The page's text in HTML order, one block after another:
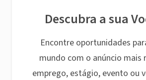
Descubra a sua
Encontre oportunidades
mundo com o anúncio mais
emprego, estágio, evento ou